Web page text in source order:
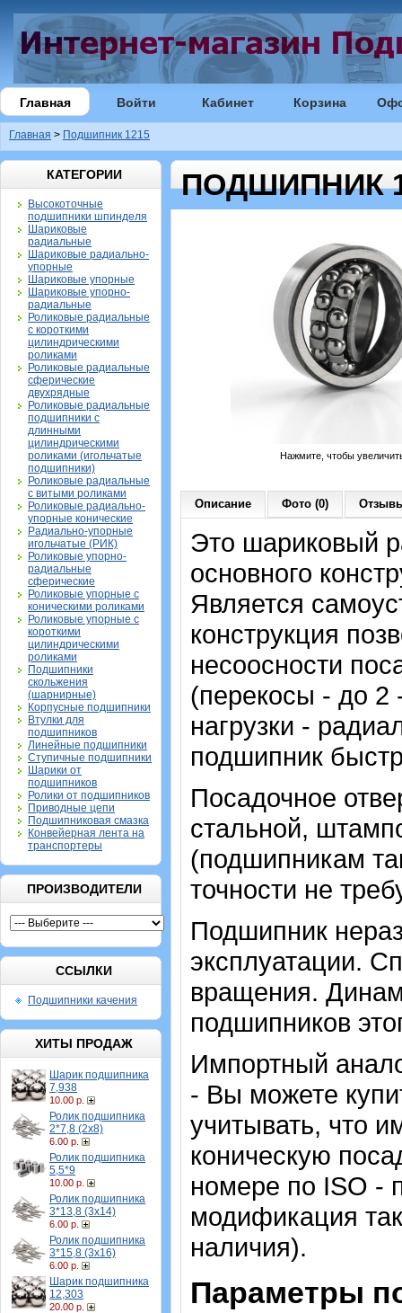
Главная Войти Кабинет Корзина
Главная > Подшипник 1215
КАТЕГОРИИ
Высокоточные
подшипники шпинделя
Шариковые
радиальные
Шариковые радиально-
упорные
Шариковые упорные
Шариковые упорно-
радиальные
Роликовые радиальные
с короткими
цилиндрическими
роликами
Роликовые радиальные
сферические
двухрядные
Роликовые радиальные
подшипники с
длинными
цилиндрическими
роликами (игольчатые
подшипники)
Роликовые радиальные
с витыми роликами
Роликовые радиально-
упорные конические
Радиально-упорные
игольчатые (РИК)
Роликовые упорно-
радиальные
сферические
Роликовые упорные с
коническими роликами
Роликовые упорные с
короткими
цилиндрическими
роликами
Подшипники
скольжения
(шарнирные)
Корпусные подшипники
Втулки для
подшипников
Линейные подшипники
Ступичные подшипники
Шарики от
подшипников
Ролики от подшипников
Приводные цепи
Подшипниковая смазка
Конвейерная лента на
транспортеры
ПРОИЗВОДИТЕЛИ
ССЫЛКИ
Подшипники качения
ХИТЫ ПРОДАЖ
Шарик подшипника
7,938
10.00 р.
Ролик подшипника
2*7,8 (2х8)
6.00 р.
Ролик подшипника
5,5*9
10.00 р.
Ролик подшипника
3*13,8 (3х14)
6.00 р.
Ролик подшипника
3*15,8 (3х16)
6.00 р.
Шарик подшипника
12,303
20.00 р.
ПОДШИПНИК
Нажмите, чтобы
Описание Фото (0)
Это шариковый
основного
Является
конструкция
несоосности
(перекосы - до 2
нагрузки -
подшипник
Посадочное
стальной,
(подшипникам
точности не
Подшипник
эксплуатации.
вращения.
подшипников
Импортный
- Вы можете
учитывать, что
коническую
номере по ISO -
модификация
наличия).
Параметры